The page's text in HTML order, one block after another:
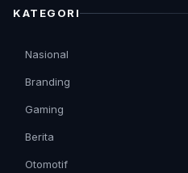
KATEGORI
Nasional
Branding
Gaming
Berita
Otomotif